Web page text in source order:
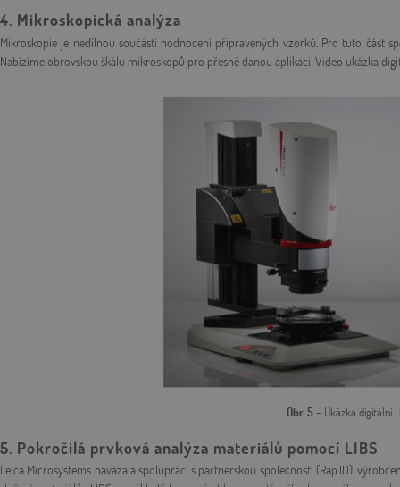
4. Mikroskopická analýza
Mikroskopie je nedílnou součástí hodnocení připravených vzorků. Pro tuto část
Nabízíme obrovskou škálu mikroskopů pro přesně danou aplikaci. Video ukázka
Obr. 5 – Ukázka digitální
5. Pokročilá prvková analýza materiálů pomocí LIBS
Leica Microsystems navázala spolupráci s partnerskou společností (Rap.ID),